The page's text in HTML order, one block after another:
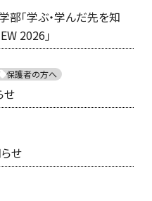
部「学ぶ・学んだ先を知
2026」
保護者の方へ
せ
せ